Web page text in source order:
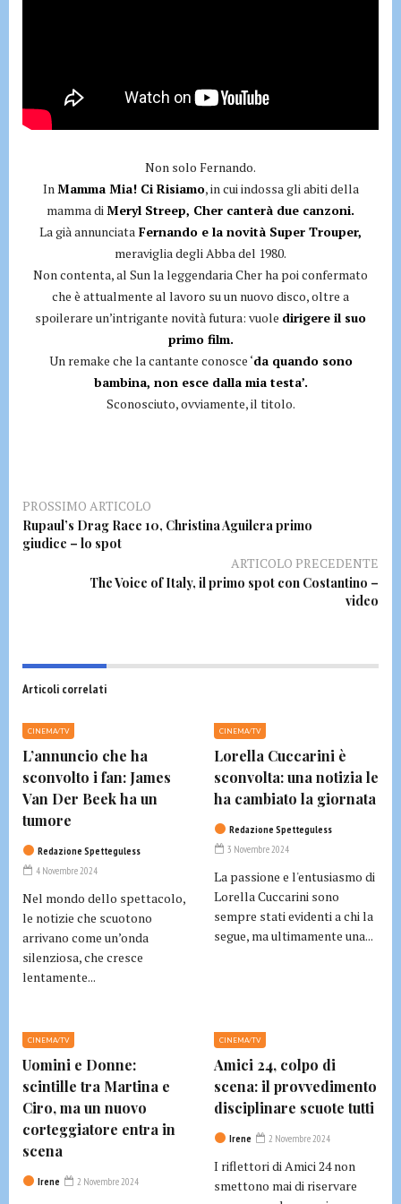
Non solo Fernando.
InMamma Mia! Ci Risiamo, in cui indossa gli abiti della
mamma diMeryl Streep, Cher canterà due canzoni.
La già annunciata Fernando e la novità Super Trouper,
meraviglia degli Abba del 1980.
Non contenta, al Sun la leggendaria Cher ha poi confermato
che è attualmente al lavoro su un nuovo disco, oltre a
spoilerare un’intrigante novità futura: vuole dirigere il suo
primo film.
Un remake che la cantante conosce ‘da quando sono
bambina, non esce dalla mia testa’.
Sconosciuto, ovviamente, il titolo.
PROSSIMO ARTICOLO
Rupaul’s Drag Race 10, Christina Aguilera primo
giudice – lo spot
ARTICOLO PRECEDENTE
The Voice of Italy, il primo spot con Costantino –
video
Articoli correlati
CINEMA/TV
L’annuncio che ha
sconvolto i fan: James
Van Der Beek ha un
tumore
Redazione Spetteguless
4 Novembre 2024
Nel mondo dello spettacolo,
le notizie che scuotono
arrivano come un’onda
silenziosa, che cresce
lentamente...
CINEMA/TV
Lorella Cuccarini è
sconvolta: una notizia le
ha cambiato la giornata
Redazione Spetteguless
3 Novembre 2024
La passione e l'entusiasmo di
Lorella Cuccarini sono
sempre stati evidenti a chi la
segue, ma ultimamente una...
CINEMA/TV
Uomini e Donne:
scintille tra Martina e
Ciro, ma un nuovo
corteggiatore entra in
scena
Irene 2 Novembre 2024
CINEMA/TV
Amici 24, colpo di
scena: il provvedimento
disciplinare scuote tutti
Irene 2 Novembre 2024
I riflettori di Amici 24 non
smettono mai di riservare